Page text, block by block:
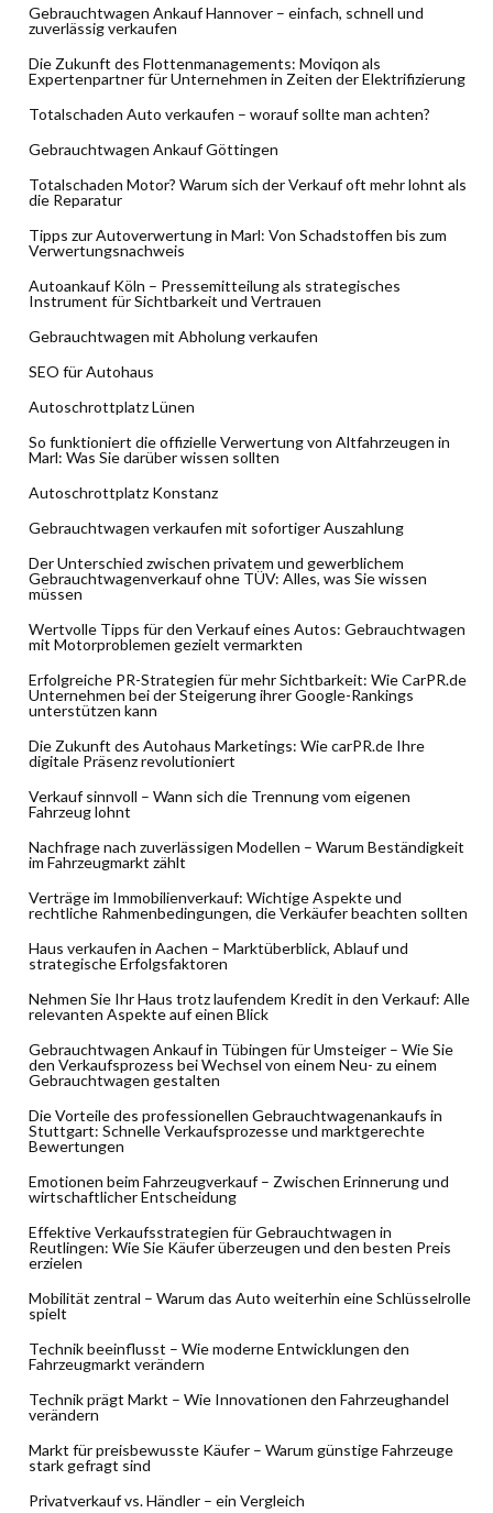
Gebrauchtwagen Ankauf Hannover – einfach, schnell und
zuverlässig verkaufen
Die Zukunft des Flottenmanagements: Moviqon als
Expertenpartner für Unternehmen in Zeiten der Elektrifizierung
Totalschaden Auto verkaufen – worauf sollte man achten?
Gebrauchtwagen Ankauf Göttingen
Totalschaden Motor? Warum sich der Verkauf oft mehr lohnt als
die Reparatur
Tipps zur Autoverwertung in Marl: Von Schadstoffen bis zum
Verwertungsnachweis
Autoankauf Köln – Pressemitteilung als strategisches
Instrument für Sichtbarkeit und Vertrauen
Gebrauchtwagen mit Abholung verkaufen
SEO für Autohaus
Autoschrottplatz Lünen
So funktioniert die offizielle Verwertung von Altfahrzeugen in
Marl: Was Sie darüber wissen sollten
Autoschrottplatz Konstanz
Gebrauchtwagen verkaufen mit sofortiger Auszahlung
Der Unterschied zwischen privatem und gewerblichem
Gebrauchtwagenverkauf ohne TÜV: Alles, was Sie wissen
müssen
Wertvolle Tipps für den Verkauf eines Autos: Gebrauchtwagen
mit Motorproblemen gezielt vermarkten
Erfolgreiche PR-Strategien für mehr Sichtbarkeit: Wie CarPR.de
Unternehmen bei der Steigerung ihrer Google-Rankings
unterstützen kann
Die Zukunft des Autohaus Marketings: Wie carPR.de Ihre
digitale Präsenz revolutioniert
Verkauf sinnvoll – Wann sich die Trennung vom eigenen
Fahrzeug lohnt
Nachfrage nach zuverlässigen Modellen – Warum Beständigkeit
im Fahrzeugmarkt zählt
Verträge im Immobilienverkauf: Wichtige Aspekte und
rechtliche Rahmenbedingungen, die Verkäufer beachten sollten
Haus verkaufen in Aachen – Marktüberblick, Ablauf und
strategische Erfolgsfaktoren
Nehmen Sie Ihr Haus trotz laufendem Kredit in den Verkauf: Alle
relevanten Aspekte auf einen Blick
Gebrauchtwagen Ankauf in Tübingen für Umsteiger – Wie Sie
den Verkaufsprozess bei Wechsel von einem Neu- zu einem
Gebrauchtwagen gestalten
Die Vorteile des professionellen Gebrauchtwagenankaufs in
Stuttgart: Schnelle Verkaufsprozesse und marktgerechte
Bewertungen
Emotionen beim Fahrzeugverkauf – Zwischen Erinnerung und
wirtschaftlicher Entscheidung
Effektive Verkaufsstrategien für Gebrauchtwagen in
Reutlingen: Wie Sie Käufer überzeugen und den besten Preis
erzielen
Mobilität zentral – Warum das Auto weiterhin eine Schlüsselrolle
spielt
Technik beeinflusst – Wie moderne Entwicklungen den
Fahrzeugmarkt verändern
Technik prägt Markt – Wie Innovationen den Fahrzeughandel
verändern
Markt für preisbewusste Käufer – Warum günstige Fahrzeuge
stark gefragt sind
Privatverkauf vs. Händler – ein Vergleich